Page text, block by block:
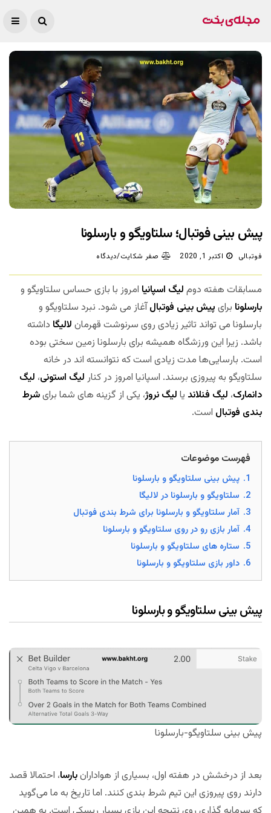
پیش بینی فوتبال؛ سلتاویگو و بارسلونا
فوتبالی اکتبر 1, 2020 صفر شکایت/دیدگاه
مسابقات هفته دوم لیگ اسپانیا امروز با بازی حساس سلتاویگو و
بارسلونا برای پیش بینی فوتبالآغاز می شود. نبرد سلتاویگو و
بارسلونا می تواند تاثیر زیادی روی سرنوشت قهرمان لالیگا داشته
باشد. زیرا این ورزشگاه همیشه برای بارسلونا زمین سختی بوده
است. بارسایی‌ها مدت زیادی است که نتوانسته اند در خانه
سلتاویگو به پیروزی برسند. اسپانیا امروز در کنار لیگ استونی، لیگ
دانمارک، لیگ فنلاند یا لیگ نروژ، یکی از گزینه های شما برایشرط
بندی فوتبال است.
فهرست موضوعات
1. پیش بینی سلتاویگو و بارسلونا
2. سلتاویگو و بارسلونا در لالیگا
3. آمار سلتاویگو و بارسلونا برای شرط بندی فوتبال
4. آمار بازی رو در روی سلتاویگو و بارسلونا
5. ستاره های سلتاویگو و بارسلونا
6. داور بازی سلتاویگو و بارسلونا
پیش بینی سلتاویگو و بارسلونا
پیش بینی سلتاویگو-بارسلونا
بعد از درخشش در هفته اول، بسیاری از هوادارانبارسا، احتمالا قصد
دارند روی پیروزی این تیم شرط بندی کنند. اما تاریخ به ما می‌گوید